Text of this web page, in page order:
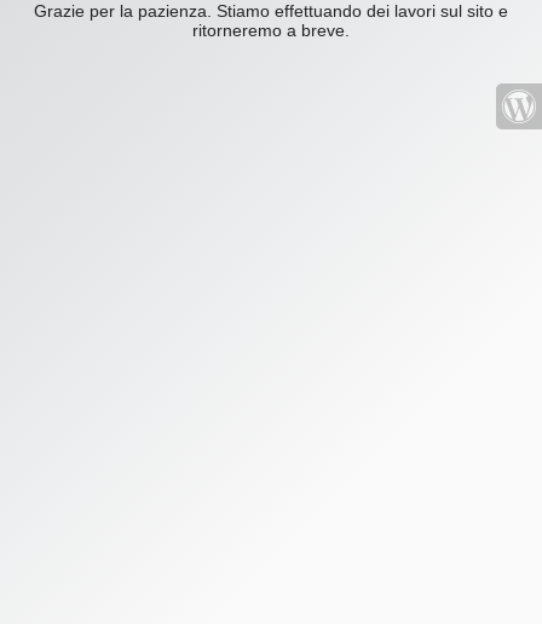
Grazie per la pazienza. Stiamo effettuando dei lavori sul sito e
ritorneremo a breve.